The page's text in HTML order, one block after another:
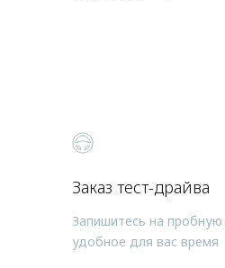
Заказ тест-драйва
Запишитесь на пробную
удобное для вас время